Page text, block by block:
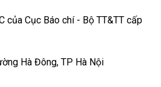
của Cục Báo chí - Bộ TT&TT cấp
Hà Đông, TP Hà Nội